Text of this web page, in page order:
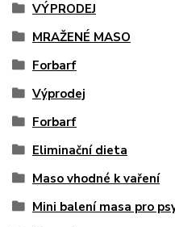
VÝPRODEJ
MRAŽENÉ MASO
Forbarf
Výprodej
Forbarf
Eliminační dieta
Maso vhodné k vaření
Mini balení masa pro